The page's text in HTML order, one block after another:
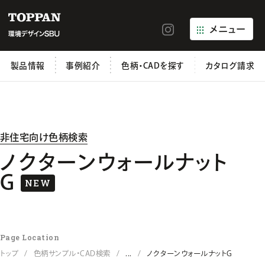
メニュー
製品情報 事例紹介 色柄・CADを探す カタログ請求
非住宅向け色柄検索
ノクターンウォールナット
G
NEW
Page Location
トップ 色柄サンプル・CAD検索 ... ノクターンウォールナットG